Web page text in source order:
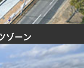
ゾーン